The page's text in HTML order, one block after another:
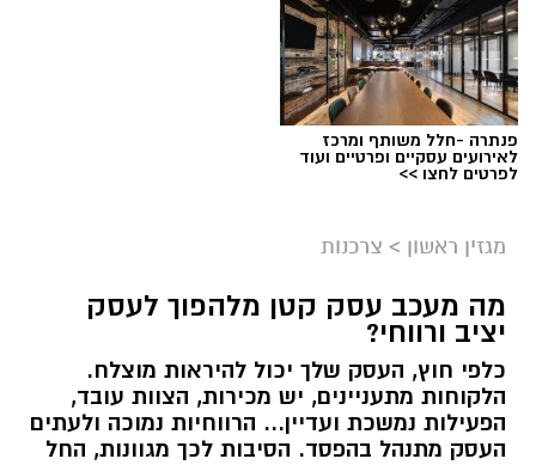
קרדיט תמונה בוסט מדיה
פנתרה -חלל משותף ומרכז
לאירועים עסקיים ופרטיים ועוד
לפרטים לחצו >>
מגזין ראשון > צרכנות
מה מעכב עסק קטן מלהפוך לעסק
יציב ורווחי?
כלפי חוץ, העסק שלך יכול להיראות מוצלח.
הלקוחות מתעניינים, יש מכירות, הצוות עובד,
הפעילות נמשכת ועדיין... הרווחיות נמוכה ולעתים
העסק מתנהל בהפסד. הסיבות לכך מגוונות, החל